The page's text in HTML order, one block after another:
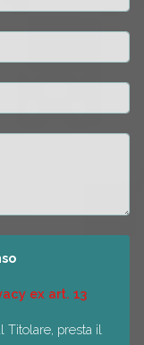
ex art. 13
Titolare, presta il